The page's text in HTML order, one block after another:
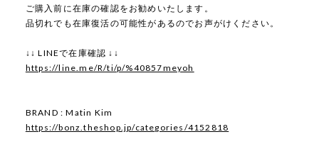
ご購入前に在庫の確認をお勧めいたします。
品切れでも在庫復活の可能性があるのでお声がけください。
↓↓ LINEで在庫確認 ↓↓
https://line.me/R/ti/p/%40857meyoh
BRAND : Matin Kim
https://bonz.theshop.jp/categories/4152818